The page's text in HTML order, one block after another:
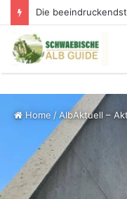
Home /AlbAktuell –